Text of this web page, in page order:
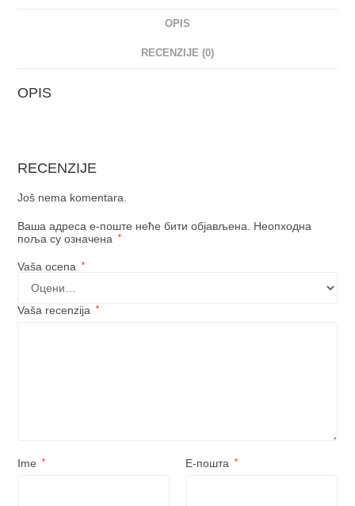
OPIS
RECENZIJE (0)
OPIS
RECENZIJE
Još nema komentara.
Ваша адреса е-поште неће бити објављена. Неопходна
поља су означена
*
Vaša ocena *
Vaša recenzija *
Ime * Е-пошта *